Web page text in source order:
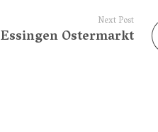
Next Post
Essingen Ostermarkt